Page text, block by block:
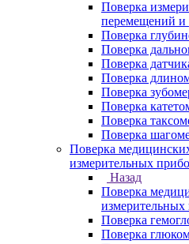
Поверка
перемещений и
Поверка
Поверка
Поверка
Поверка
Поверка
Поверка
Поверка
Поверка
Поверка
измерительных
Назад
Поверка
измерительных
Поверка
Поверка